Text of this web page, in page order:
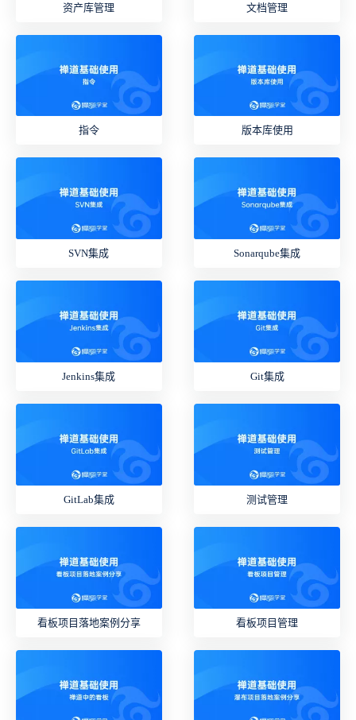
资产库管理 文档管理
指令 版本库使用
SVN集成 Sonarqube集成
Jenkins集成 Git集成
GitLab集成 测试管理
看板项目落地案例分享 看板项目管理